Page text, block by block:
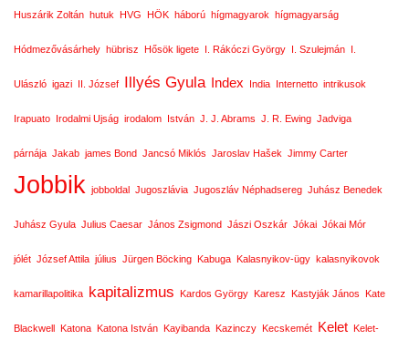
Huszárik Zoltán hutuk HVG HÖK háború hígmagyarok hígmagyarság
Hódmezővásárhely hübrisz Hősök ligete I. Rákóczi György I. Szulejmán I.
Ulászló igazi II. József Illyés Gyula Index India Internetto intrikusok
Irapuato Irodalmi Ujság irodalom István J. J. Abrams J. R. Ewing Jadviga
párnája Jakab james Bond Jancsó Miklós Jaroslav Hašek Jimmy Carter
Jobbik jobboldal Jugoszlávia Jugoszláv Néphadsereg Juhász Benedek
Juhász Gyula Julius Caesar János Zsigmond Jászi Oszkár Jókai Jókai Mór
jólét József Attila július Jürgen Böcking Kabuga Kalasnyikov-ügy kalasnyikovok
kamarillapolitika kapitalizmus Kardos György Karesz Kastyják János Kate
Blackwell Katona Katona István Kayibanda Kazinczy Kecskemét Kelet Kelet-